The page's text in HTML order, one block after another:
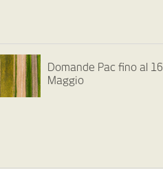
Domande Pac fino al 16
Maggio